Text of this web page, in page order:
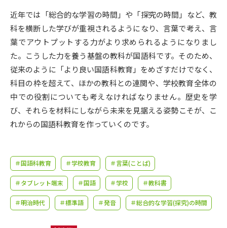
先輩が入学を決めた理由 テレメール全国一斉進学調査
新生活お役立ちガイド
学問発見 学問検索
学問のミニ講義「夢ナビ講義」 学問分野解説
学問の教科書 夢ナビライブ
近年では「総合的な学習の時間」や「探究の時間」など、教
科を横断した学びが重視されるようになり、言葉で考え、言
葉でアウトプットする力がより求められるようになりまし
た。こうした力を養う基盤の教科が国語科です。そのため、
従来のように「より良い国語科教育」をめざすだけでなく、
科目の枠を超えて、ほかの教科との連関や、学校教育全体の
中での役割についても考えなければなりません。歴史を学
び、それらを材料にしながら未来を見据える姿勢こそが、こ
れからの国語科教育を作っていくのです。
＃国語科教育 ＃学校教育 ＃言葉(ことば)
＃タブレット端末 ＃国語 ＃学校 ＃教科書
＃明治時代 ＃標準語 ＃発音 ＃総合的な学習(探究)の時間